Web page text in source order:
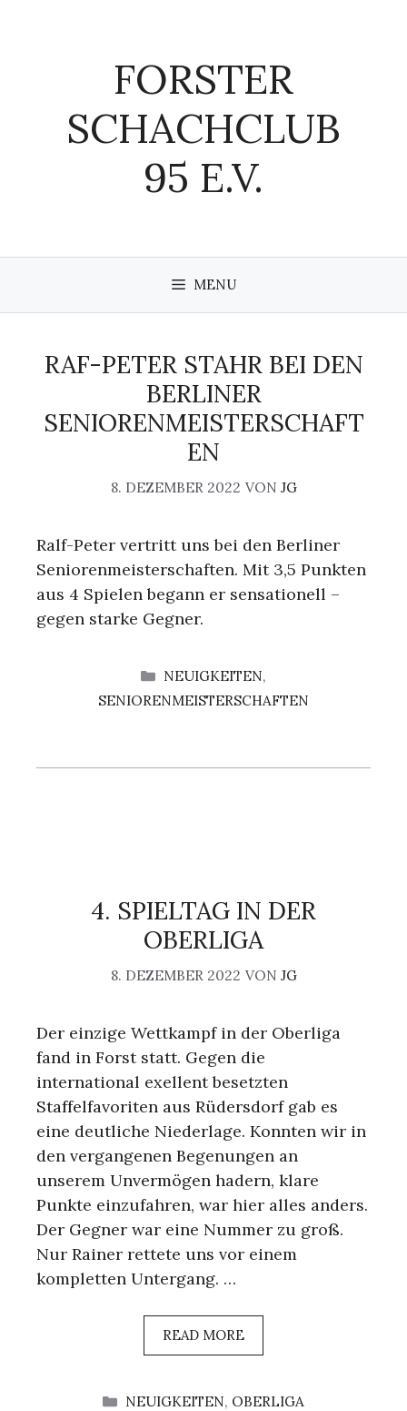
FORSTER
SCHACHCLUB
95 E.V.
MENU
RAF-PETER STAHR BEI DEN
BERLINER
SENIORENMEISTERSCHAFT
EN
8. DEZEMBER 2022 VON JG
Ralf-Peter vertritt uns bei den Berliner
Seniorenmeisterschaften. Mit 3,5 Punkten
aus 4 Spielen begann er sensationell –
gegen starke Gegner.
KATEGORIEN
NEUIGKEITEN,
SENIORENMEISTERSCHAFTEN
4. SPIELTAG IN DER
OBERLIGA
8. DEZEMBER 2022 VON JG
Der einzige Wettkampf in der Oberliga
fand in Forst statt. Gegen die
international exellent besetzten
Staffelfavoriten aus Rüdersdorf gab es
eine deutliche Niederlage. Konnten wir in
den vergangenen Begenungen an
unserem Unvermögen hadern, klare
Punkte einzufahren, war hier alles anders.
Der Gegner war eine Nummer zu groß.
Nur Rainer rettete uns vor einem
kompletten Untergang. …
READ MORE
KATEGORIEN
NEUIGKEITEN, OBERLIGA